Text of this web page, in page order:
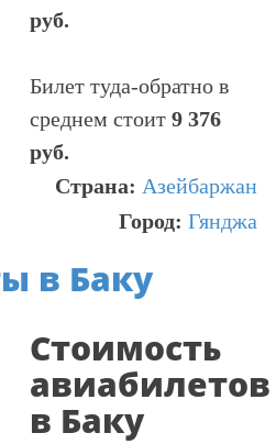
руб.
Билет туда-обратно в
среднем стоит 9 376
руб.
Страна: Азейбаржан
Город: Гянджа
в Баку
Стоимость
авиабилетов
в Баку